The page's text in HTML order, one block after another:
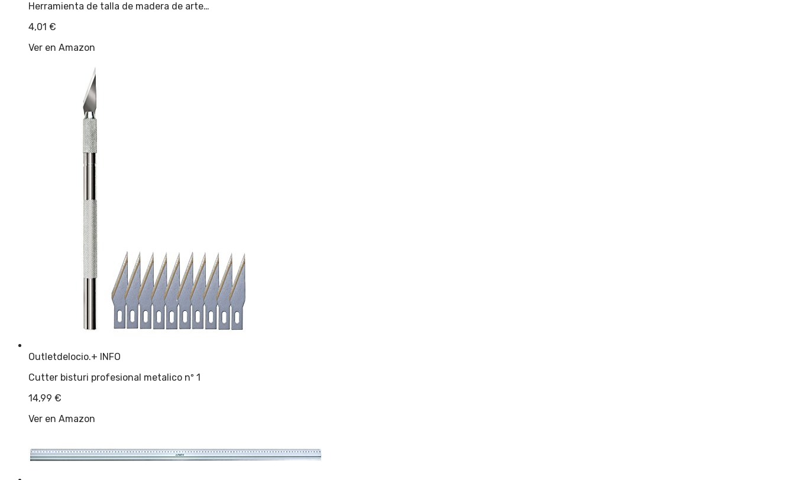
Herramienta de talla de madera de arte…
4,01 €
Ver en Amazon
Outletdelocio.+ INFO
Cutter bisturi profesional metalico nº 1
14,99 €
Ver en Amazon